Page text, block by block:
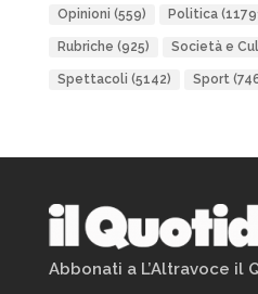
Opinioni (559) Politica
Rubriche (925) Società e
Spettacoli (5142) Sport
Abbonati a L’Altravoce il